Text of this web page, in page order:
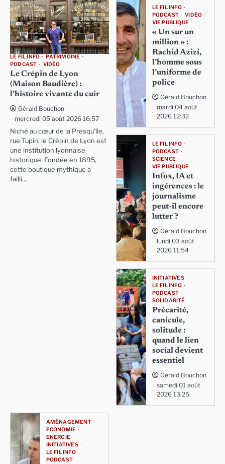
LE FIL INFO
PATRIMOINE
PODCAST
VIDÉO
Le Crépin de Lyon
(Maison Baudière) :
l’histoire vivante du cuir
Gérald Bouchon
mercredi 05 août 2026 16:57
Niché au cœur de la Presqu'île,
rue Tupin, le Crépin de Lyon est
une institution lyonnaise
historique. Fondée en 1895,
cette boutique mythique a
failli…
LE FIL INFO
PODCAST
VIDÉO
VIE PUBLIQUE
« Un sur un
million » :
Rachid Azizi,
l’homme sous
l’uniforme de
police
Gérald Bouchon
mardi 04 août
2026 12:32
LE FIL INFO
PODCAST
SCIENCE
VIE PUBLIQUE
Infox, IA et
ingérences : le
journalisme
peut-il encore
lutter ?
Gérald Bouchon
lundi 03 août
2026 11:54
INITIATIVES
LE FIL INFO
PODCAST
SOLIDARITÉ
Précarité,
canicule,
solitude :
quand le lien
social devient
essentiel
Gérald Bouchon
samedi 01 août
2026 13:25
AMÉNAGEMENT
ECONOMIE
ENERGIE
INITIATIVES
LE FIL INFO
PODCAST